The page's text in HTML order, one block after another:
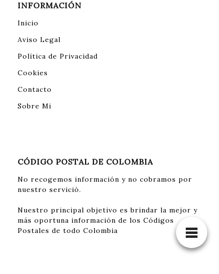
INFORMACIÓN
Inicio
Aviso Legal
Política de Privacidad
Cookies
Contacto
Sobre Mi
CÓDIGO POSTAL DE COLOMBIA
No recogemos información y no cobramos por
nuestro servició.
Nuestro principal objetivo es brindar la mejor y
más oportuna información de los Códigos
Postales de todo Colombia